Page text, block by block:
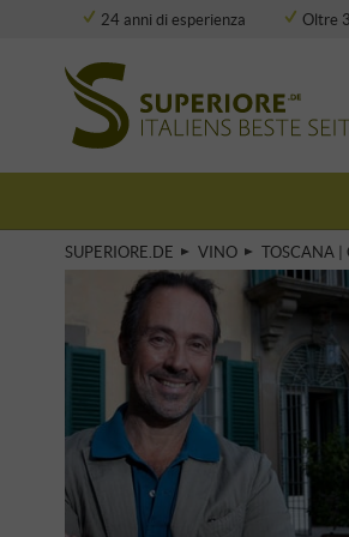
24 anni di esperienza Oltre
SUPERIORE.DE VINO TOSCANA |